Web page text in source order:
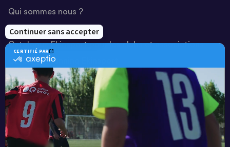
Qui sommes nous ?
Notre savoir-faire
Catalogue Ekinsport pour les clubs et associations
Catalogue running Ekinsport
Blog
Une société de :